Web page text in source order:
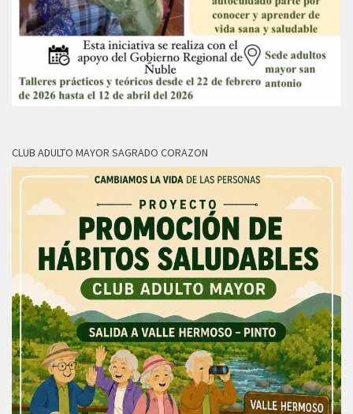
CLUB ADULTO MAYOR SAGRADO CORAZON